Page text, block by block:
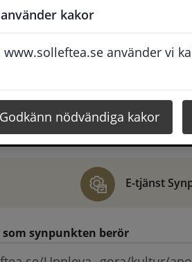
kakor
www.solleftea.se använder vi
Godkänn nödvändiga kakor
kan du skicka in dem
du även fylla i dina
så tydlig som möjligt för att vi ska
synpunkter så snart som
klagomål eller beröm gör du
E-tjänst
synpunkten berör